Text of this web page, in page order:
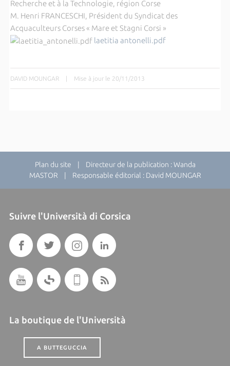
Recherche et à la Technologie, région Corse
M. Henri FRANCESCHI, Président du Syndicat des
Acquaculteurs Corses « Mare et Stagni Corsi »
laetitia antonelli.pdf
DAVID MOUNGAR | Mise à jour le 20/11/2013
Plan du site | Directeur de la publication : Wanda
MASTOR | Responsable éditorial : David MOUNGAR
Suivre l'Università di Corsica
La boutique de l'Università
A BUTTEGUCCIA